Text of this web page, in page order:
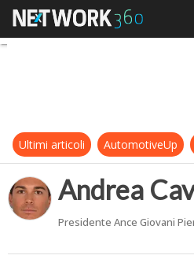
Andrea
Ultimi articoli AutomotiveUp
Andrea
Presidente Ance Giovani